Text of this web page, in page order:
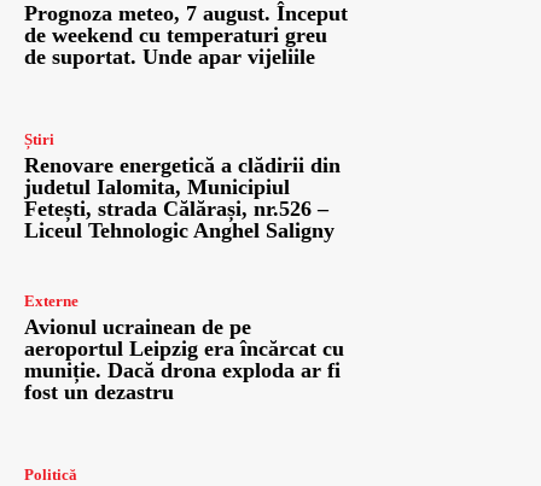
Prognoza meteo, 7 august. Început
de weekend cu temperaturi greu
de suportat. Unde apar vijeliile
Știri
Renovare energetică a clădirii din
judetul Ialomita, Municipiul
Fetești, strada Călărași, nr.526 –
Liceul Tehnologic Anghel Saligny
Externe
Avionul ucrainean de pe
aeroportul Leipzig era încărcat cu
muniție. Dacă drona exploda ar fi
fost un dezastru
Politică